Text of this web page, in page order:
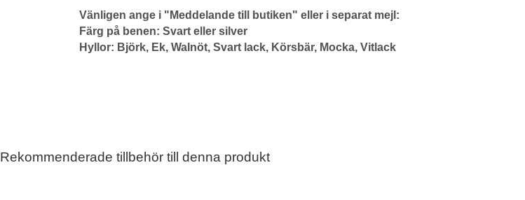
Vänligen ange i "Meddelande till butiken" eller i separat mejl:
Färg på benen: Svart eller silver
Hyllor: Björk, Ek, Walnöt, Svart lack, Körsbär, Mocka, Vitlack
Rekommenderade tillbehör till denna produkt